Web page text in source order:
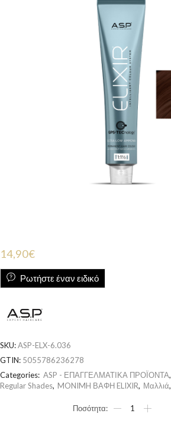
14,90€
Ρωτήστε έναν ειδικό
SKU:ASP-ELX-6.036
GTIN: 5055786236278
Categories: ASP - ΕΠΑΓΓΕΛΜΑΤΙΚΑ ΠΡΟΪΟΝΤΑ,
Regular Shades, MONIMH ΒΑΦΗ ELIXIR, Μαλλιά,